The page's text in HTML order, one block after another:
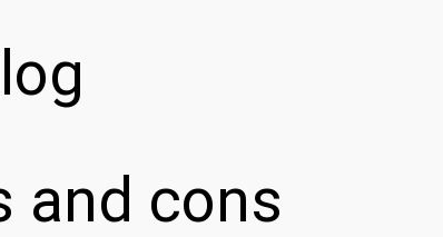
and cons